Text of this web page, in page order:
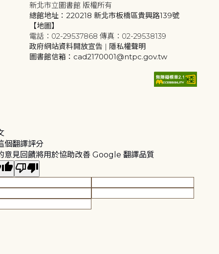
新北市立圖書館 版權所有
總館地址：220218 新北市板橋區貴興路139號
【地圖】
電話：02-29537868 傳真：02-29538139
政府網站資料開放宣告 | 隱私權聲明
圖書館信箱：cad2170001@ntpc.gov.tw
個翻譯評分
意見回饋將用於協助改善 Google 翻譯品質